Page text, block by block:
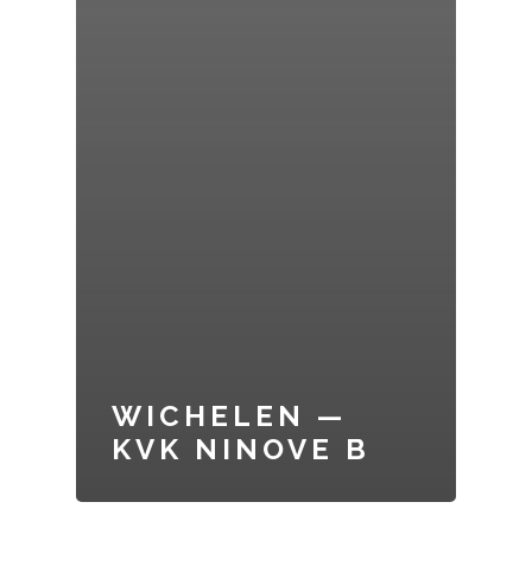
WICHELEN —
KVK NINOVE B